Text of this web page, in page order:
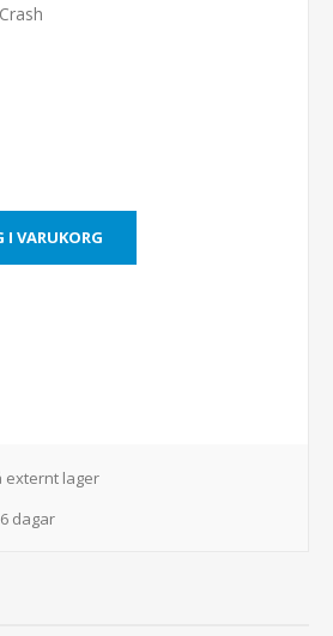
externt lager
dagar